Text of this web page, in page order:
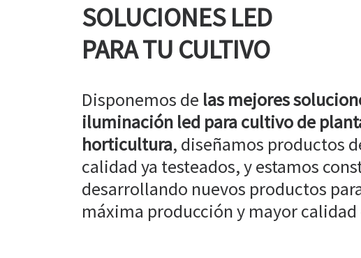
SOLUCIONES LED
PARA TU CULTIVO
Disponemos de las mejores
iluminación led para cultivo de
horticultura, diseñamos productos
calidad ya testeados, y estamos
desarrollando nuevos productos
máxima producción y mayor